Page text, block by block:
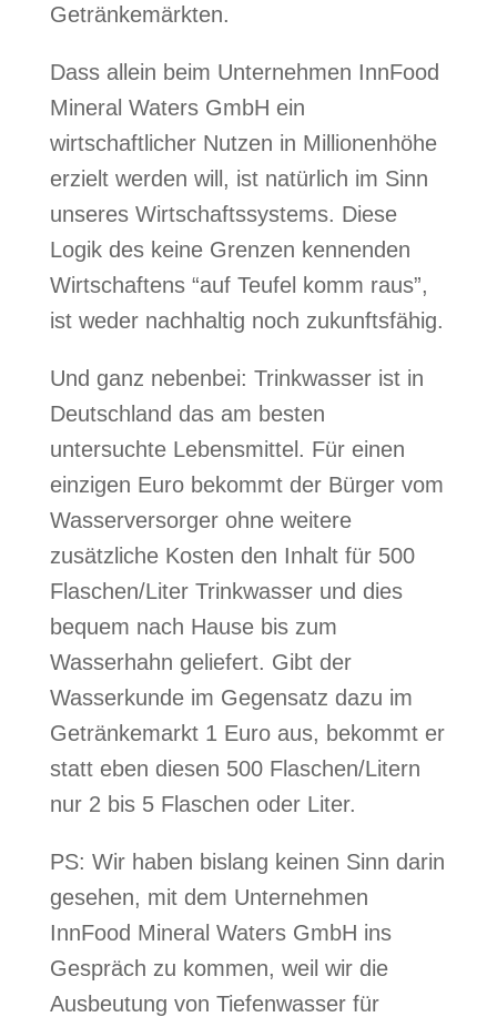
Getränkemärkten.
Dass allein beim Unternehmen InnFood
Mineral Waters GmbH ein
wirtschaftlicher Nutzen in Millionenhöhe
erzielt werden will, ist natürlich im Sinn
unseres Wirtschaftssystems. Diese
Logik des keine Grenzen kennenden
Wirtschaftens “auf Teufel komm raus”,
ist weder nachhaltig noch zukunftsfähig.
Und ganz nebenbei: Trinkwasser ist in
Deutschland das am besten
untersuchte Lebensmittel. Für einen
einzigen Euro bekommt der Bürger vom
Wasserversorger ohne weitere
zusätzliche Kosten den Inhalt für 500
Flaschen/Liter Trinkwasser und dies
bequem nach Hause bis zum
Wasserhahn geliefert. Gibt der
Wasserkunde im Gegensatz dazu im
Getränkemarkt 1 Euro aus, bekommt er
statt eben diesen 500 Flaschen/Litern
nur 2 bis 5 Flaschen oder Liter.
PS: Wir haben bislang keinen Sinn darin
gesehen, mit dem Unternehmen
InnFood Mineral Waters GmbH ins
Gespräch zu kommen, weil wir die
Ausbeutung von Tiefenwasser für